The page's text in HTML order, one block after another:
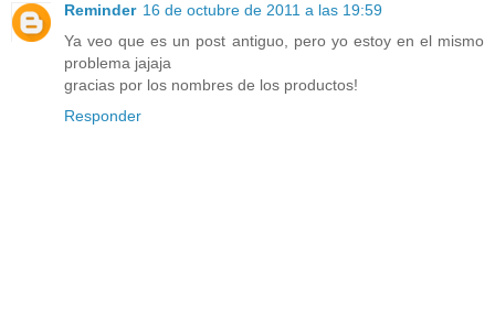
Reminder 16 de octubre de 2011 a las 19:59
Ya veo que es un post antiguo, pero yo estoy en el mismo
problema jajaja
gracias por los nombres de los productos!
Responder